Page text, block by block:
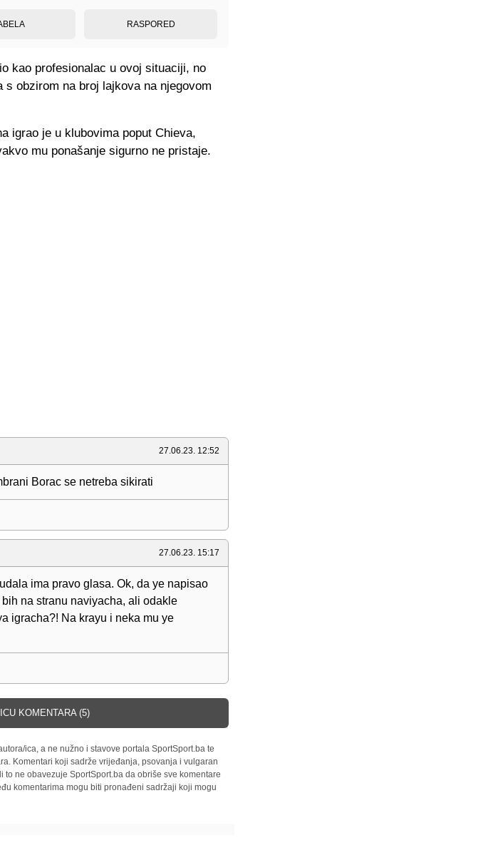
RASPORED
kao profesionalac u ovoj situaciji, no
obzirom na broj lajkova na njegovom
igrao je u klubovima poput Chieva,
mu ponašanje sigurno ne pristaje.
27.06.23. 12:52
Borac se netreba sikirati
27.06.23. 15:17
ima pravo glasa. Ok, da ye napisao
na stranu naviyacha, ali odakle
igracha?! Na krayu i neka mu ye
KOMENTARA (5)
ica, a ne nužno i stavove portala SportSport.ba te
Komentari koji sadrže vrijeđanja, psovanja i vulgaran
ne obavezuje SportSport.ba da obriše sve komentare
komentarima mogu biti pronađeni sadržaji koji mogu